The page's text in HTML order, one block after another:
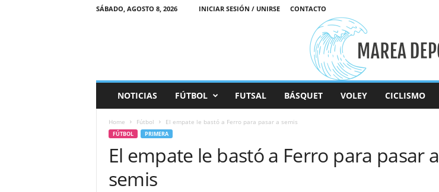
SÁBADO, AGOSTO 8, 2026 INICIAR SESIÓN / UNIRSE CONTACTO
r
NOTICIAS FÚTBOL FUTSAL BÁSQUET VOLEY CICLISMO
Home Fútbol El empate le bastó a Ferro para pasar a semis
FÚTBOL PRIMERA
El empate le bastó a Ferro para pasar a
semis